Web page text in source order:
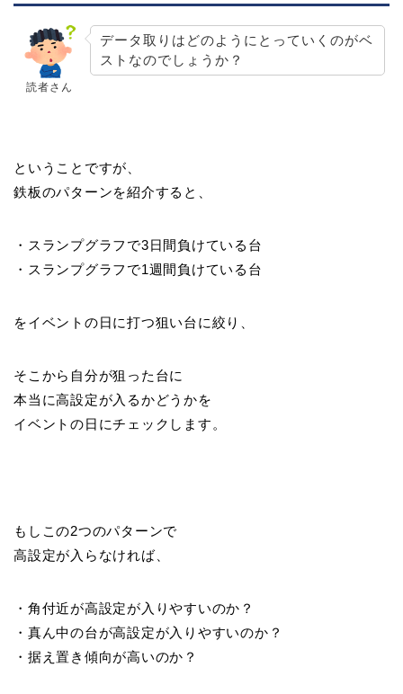
読者さん
データ取りはどのようにとっていくのがベ
ストなのでしょうか？
ということですが、
鉄板のパターンを紹介すると、
・スランプグラフで3日間負けている台
・スランプグラフで1週間負けている台
をイベントの日に打つ狙い台に絞り、
そこから自分が狙った台に
本当に高設定が入るかどうかを
イベントの日にチェックします。
もしこの2つのパターンで
高設定が入らなければ、
・角付近が高設定が入りやすいのか？
・真ん中の台が高設定が入りやすいのか？
・据え置き傾向が高いのか？